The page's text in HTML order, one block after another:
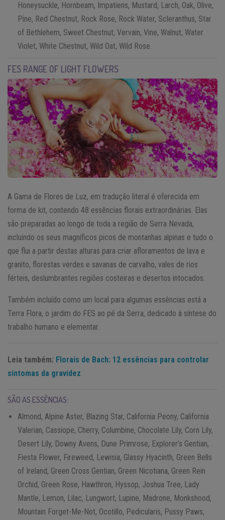
Honeysuckle, Hornbeam, Impatiens, Mustard, Larch, Oak, Olive,
Pine, Red Chestnut, Rock Rose, Rock Water, Scleranthus, Star
of Bethlehem, Sweet Chestnut, Vervain, Vine, Walnut, Water
Violet, White Chestnut, Wild Oat, Wild Rose.
FES RANGE OF LIGHT FLOWERS
A Gama de Flores de Luz, em tradução literal é oferecida em
forma de kit, contendo 48 essências florais extraordinárias. Elas
são preparadas ao longo de toda a região de Serra Nevada,
incluindo os seus magníficos picos de montanhas alpinas e tudo o
que flui a partir destas alturas para criar afloramentos de lava e
granito, florestas verdes e savanas de carvalho, vales de rios
férteis, deslumbrantes regiões costeiras e desertos intocados.
Também incluído como um local para algumas essências está a
Terra Flora, o jardim do FES ao pé da Serra, dedicado à síntese do
trabalho humano e elementar.
Leia também: Florais de Bach: 12 essências para controlar
sintomas da gravidez
SÃO AS ESSÊNCIAS:
Almond, Alpine Aster, Blazing Star, California Peony, California
Valerian, Cassiope, Cherry, Columbine, Chocolate Lily, Corn Lily,
Desert Lily, Downy Avens, Dune Primrose, Explorer’s Gentian,
Fiesta Flower, Fireweed, Lewisia, Glassy Hyacinth, Green Bells
of Ireland, Green Cross Gentian, Green Nicotiana, Green Rein
Orchid, Green Rose, Hawthron, Hyssop, Joshua Tree, Lady
Mantle, Lemon, Lilac, Lungwort, Lupine, Madrone, Monkshood,
Mountain Forget-Me-Not, Ocotillo, Pedicularis, Pussy Paws,